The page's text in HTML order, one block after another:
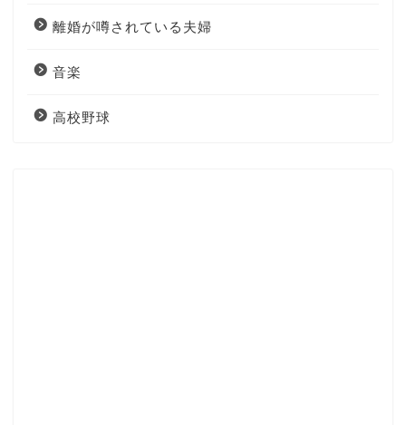
離婚が噂されている夫婦
音楽
高校野球